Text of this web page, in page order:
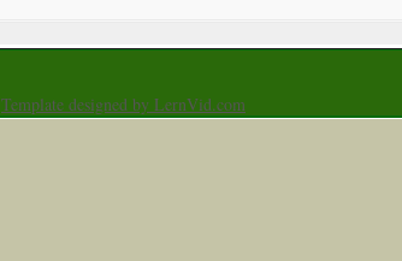
Template designed by LernVid.com